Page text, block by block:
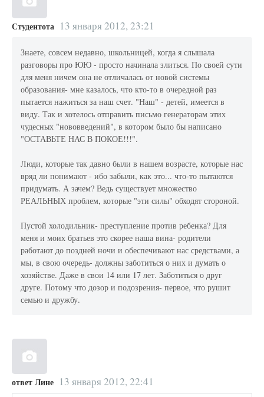
Студентота 13 января 2012, 23:21
Знаете, совсем недавно, школьницей, когда я слышала
разговоры про ЮЮ - просто начинала злиться. По своей сути
для меня ничем она не отличалась от новой системы
образования- мне казалось, что кто-то в очередной раз
пытается нажиться за наш счет. "Наш" - детей, имеется в
виду. Так и хотелось отправить письмо генераторам этих
чудесных "нововведений", в котором было бы написано
"ОСТАВЬТЕ НАС В ПОКОЕ!!!".
Люди, которые так давно были в нашем возрасте, которые нас
вряд ли понимают - ибо забыли, как это... что-то пытаются
придумать. А зачем? Ведь существует множество
РЕАЛЬНЫХ проблем, которые "эти силы" обходят стороной.
Пустой холодильник- преступление против ребенка? Для
меня и моих братьев это скорее наша вина- родители
работают до поздней ночи и обеспечивают нас средствами, а
мы, в свою очередь- должны заботиться о них и думать о
хозяйстве. Даже в свои 14 или 17 лет. Заботиться о друг
друге. Потому что дозор и подозрения- первое, что рушит
семью и дружбу.
ответ Лине 13 января 2012, 22:41